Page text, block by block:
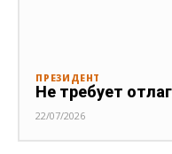
ПРЕЗИДЕНТ
Не требует
22/07/2026